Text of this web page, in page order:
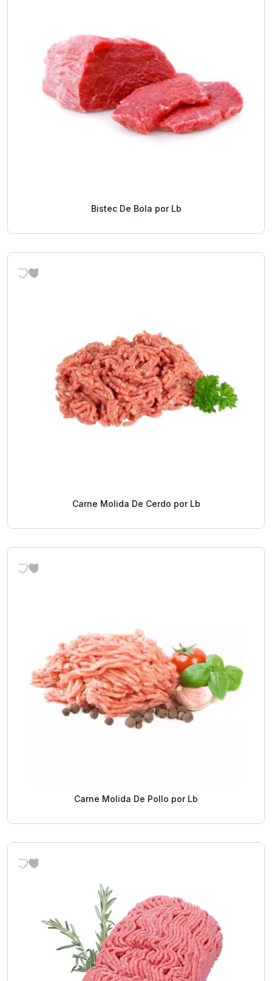
Bistec De Bola por Lb
Carne Molida De Cerdo por Lb
Carne Molida De Pollo por Lb